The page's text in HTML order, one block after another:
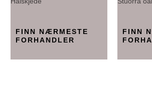
FINN NÆRMESTE
FORHANDLER
FINN